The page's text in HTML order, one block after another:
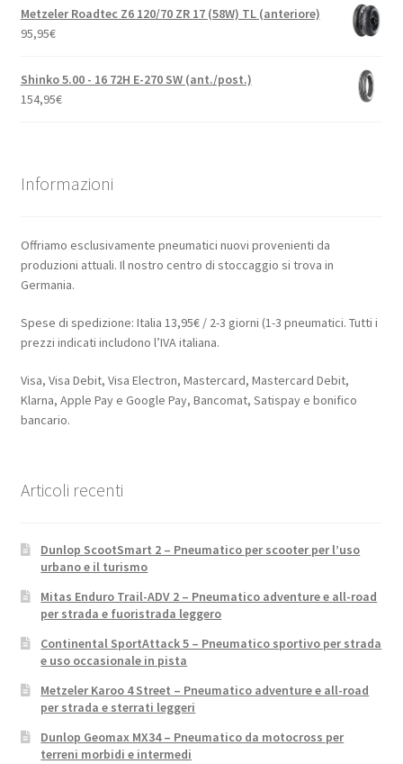
Metzeler Roadtec Z6 120/70 ZR 17 (58W) TL (anteriore)
95,95€
Shinko 5.00 - 16 72H E-270 SW (ant./post.)
154,95€
Informazioni
Offriamo esclusivamente pneumatici nuovi provenienti da
produzioni attuali. Il nostro centro di stoccaggio si trova in
Germania.
Spese di spedizione: Italia 13,95€ / 2-3 giorni (1-3 pneumatici. Tutti i
prezzi indicati includono l’IVA italiana.
Visa, Visa Debit, Visa Electron, Mastercard, Mastercard Debit,
Klarna, Apple Pay e Google Pay, Bancomat, Satispay e bonifico
bancario.
Articoli recenti
Dunlop ScootSmart 2 – Pneumatico per scooter per l’uso
urbano e il turismo
Mitas Enduro Trail-ADV 2 – Pneumatico adventure e all-road
per strada e fuoristrada leggero
Continental SportAttack 5 – Pneumatico sportivo per strada
e uso occasionale in pista
Metzeler Karoo 4 Street – Pneumatico adventure e all-road
per strada e sterrati leggeri
Dunlop Geomax MX34 – Pneumatico da motocross per
terreni morbidi e intermedi